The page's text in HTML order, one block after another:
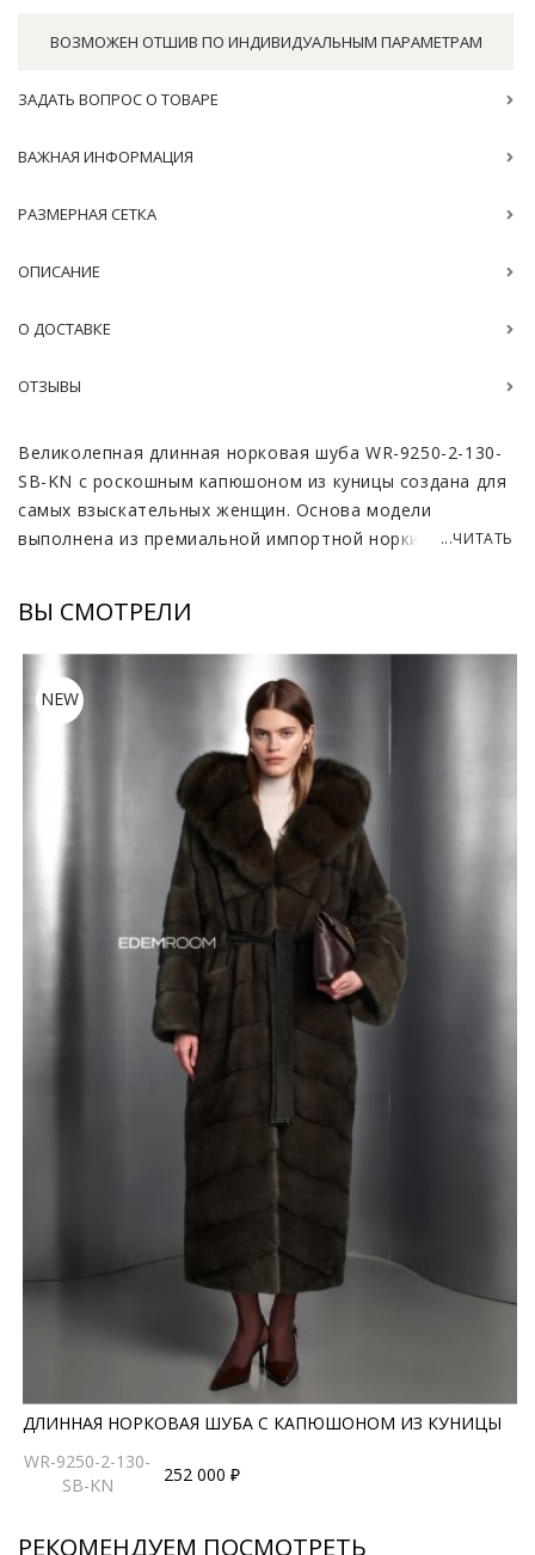
ВОЗМОЖЕН ОТШИВ ПО ИНДИВИДУАЛЬНЫМ ПАРАМЕТРАМ
ЗАДАТЬ ВОПРОС О ТОВАРЕ
ВАЖНАЯ ИНФОРМАЦИЯ
РАЗМЕРНАЯ СЕТКА
ОПИСАНИЕ
О ДОСТАВКЕ
ОТЗЫВЫ
Великолепная длинная норковая шуба WR-9250-2-130-
SB-KN с роскошным капюшоном из куницы создана для
самых взыскательных женщин. Основа модели
выполнена из премиальной импортной норки с
красиво переливающийся на свету. Объемный
капюшон полностью сшит из меха куницы. Он служит
эффектным украшением и превосходно защищает от
ледяного ветра, позволяя отказаться от шапок.
Удлиненный силуэт мягко обволакивает фигуру,
обеспечивая абсолютный уют в суровые морозы.
Эта элитная вещь идеально дополнит вечерний наряд
и подчеркнет безупречный вкус владелицы в
повседневных городских образах. Строгий контроль на
российском производстве гарантирует высочайшее
качество пошива. Вы сможете легко подобрать
правильную посадку под свою комплекцию, а при
желании запросить создание обновки в другом
цветовом решении. Подарите себе эстетическое
удовольствие и тепло.
*описание несет информационный характер, состав и
правила ухода могут быть изменены производителем
...ЧИТАТЬ
ВЫ СМОТРЕЛИ
NEW
ДЛИННАЯ НОРКОВАЯ ШУБА С КАПЮШОНОМ ИЗ КУНИЦЫ
WR-9250-2-130-
SB-KN
252 000 ₽
РЕКОМЕНДУЕМ ПОСМОТРЕТЬ